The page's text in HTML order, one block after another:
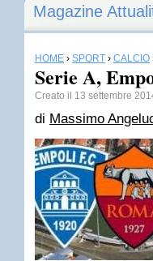
Magazine
HOME › SPORT › CALCIO
Serie A,
Creato il 13 settembre
di Massimo